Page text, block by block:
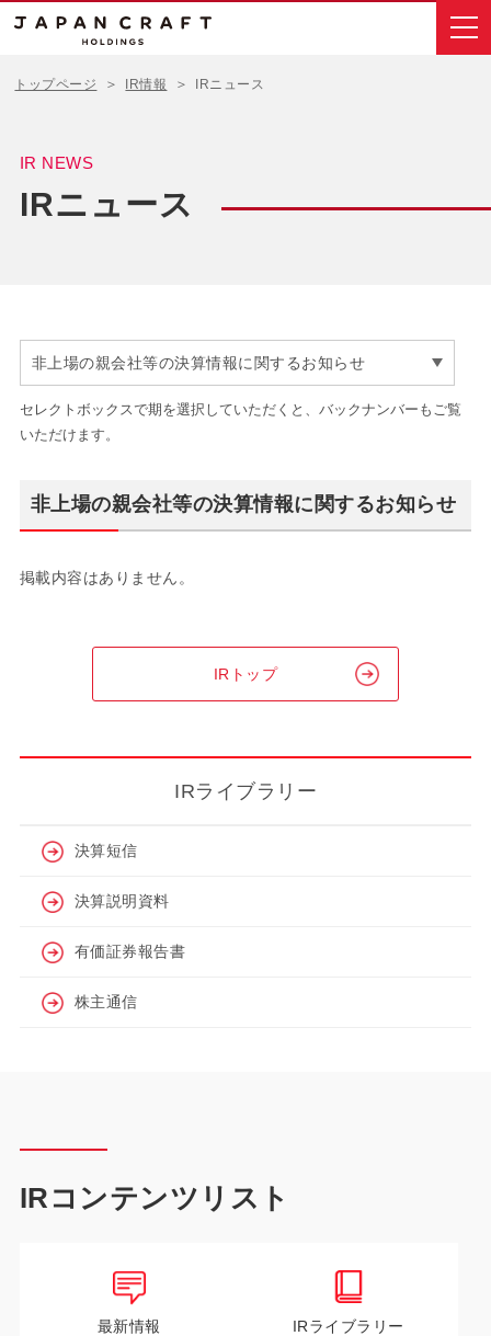
トップページ IR情報 IRニュース
IR NEWS
IRニュース
セレクトボックスで期を選択していただくと、バックナンバーもご覧
いただけます。
非上場の親会社等の決算情報に関するお知らせ
掲載内容はありません。
IRトップ
IRライブラリー
決算短信
決算説明資料
有価証券報告書
株主通信
IRコンテンツリスト
最新情報 IRライブラリー